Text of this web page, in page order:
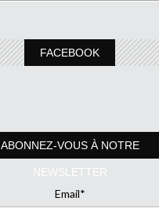
FACEBOOK
ABONNEZ-VOUS À NOTRE
NEWSLETTER
Email*